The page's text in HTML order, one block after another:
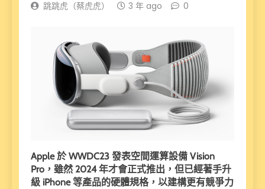
跳跳虎（蔡虎虎） 3 年 ago 0
Apple 於 WWDC23 發表空間運算設備 Vision
Pro，雖然 2024 年才會正式推出，但已經著手升
級 iPhone 等產品的硬體規格，以建構更有競爭力